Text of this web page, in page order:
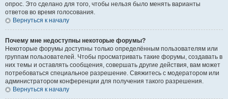
опрос. Это сделано для того, чтобы нельзя было менять варианты
ответов во время голосования.
Вернуться к началу
Почему мне недоступны некоторые форумы?
Некоторые форумы доступны только определённым пользователям или
группам пользователей. Чтобы просматривать такие форумы, создавать в
них темы и оставлять сообщения, совершать другие действия, вам может
потребоваться специальное разрешение. Свяжитесь с модератором или
администратором конференции для получения такого разрешения.
Вернуться к началу